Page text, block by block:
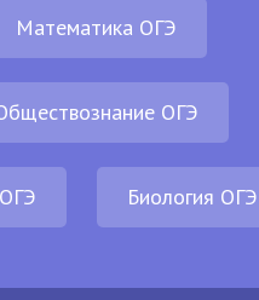
Математика ОГЭ
ОГЭ
Биология ОГЭ